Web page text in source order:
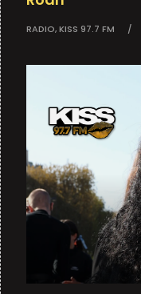
RADIO, KISS 97.7 FM